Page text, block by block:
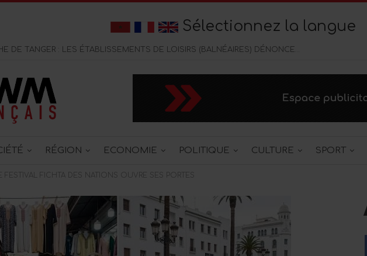
Sélectionnez la langue
RÉGION ECONOMIE POLITIQUE CULTURE SPORT
FESTIVAL FICHTA DES NATIONS OUVRE SES PORTES